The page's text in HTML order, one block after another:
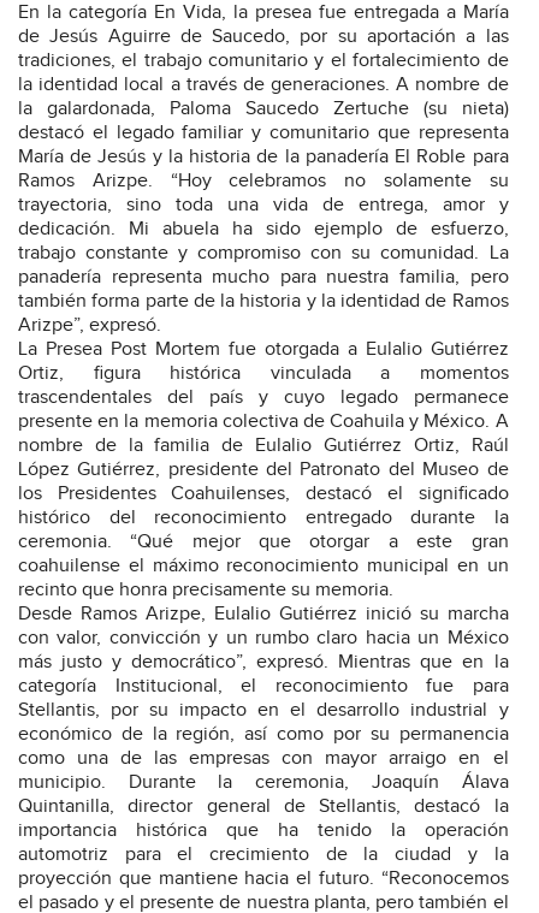
En la categoría En Vida, la presea fue entregada a María
de Jesús Aguirre de Saucedo, por su aportación a las
tradiciones, el trabajo comunitario y el fortalecimiento de
la identidad local a través de generaciones. A nombre de
la galardonada, Paloma Saucedo Zertuche (su nieta)
destacó el legado familiar y comunitario que representa
María de Jesús y la historia de la panadería El Roble para
Ramos Arizpe. “Hoy celebramos no solamente su
trayectoria, sino toda una vida de entrega, amor y
dedicación. Mi abuela ha sido ejemplo de esfuerzo,
trabajo constante y compromiso con su comunidad. La
panadería representa mucho para nuestra familia, pero
también forma parte de la historia y la identidad de Ramos
Arizpe”, expresó.
La Presea Post Mortem fue otorgada a Eulalio Gutiérrez
Ortiz, figura histórica vinculada a momentos
trascendentales del país y cuyo legado permanece
presente en la memoria colectiva de Coahuila y México. A
nombre de la familia de Eulalio Gutiérrez Ortiz, Raúl
López Gutiérrez, presidente del Patronato del Museo de
los Presidentes Coahuilenses, destacó el significado
histórico del reconocimiento entregado durante la
ceremonia. “Qué mejor que otorgar a este gran
coahuilense el máximo reconocimiento municipal en un
recinto que honra precisamente su memoria.
Desde Ramos Arizpe, Eulalio Gutiérrez inició su marcha
con valor, convicción y un rumbo claro hacia un México
más justo y democrático”, expresó. Mientras que en la
categoría Institucional, el reconocimiento fue para
Stellantis, por su impacto en el desarrollo industrial y
económico de la región, así como por su permanencia
como una de las empresas con mayor arraigo en el
municipio. Durante la ceremonia, Joaquín Álava
Quintanilla, director general de Stellantis, destacó la
importancia histórica que ha tenido la operación
automotriz para el crecimiento de la ciudad y la
proyección que mantiene hacia el futuro. “Reconocemos
el pasado y el presente de nuestra planta, pero también el